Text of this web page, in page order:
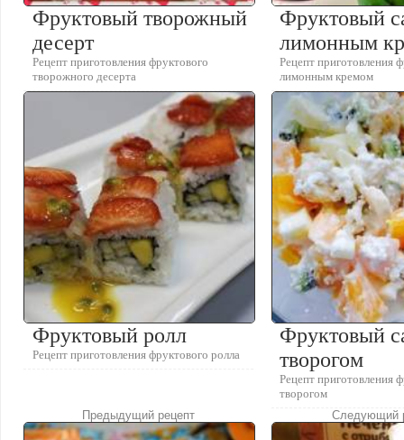
Фруктовый творожный
десерт
Рецепт приготовления фруктового
творожного десерта
Фруктовый
лимонным
Рецепт приготовления
лимонным кремом
Фруктовый ролл
Рецепт приготовления фруктового ролла
Фруктовый
творогом
Рецепт приготовления
творогом
Предыдущий рецепт
Следующий